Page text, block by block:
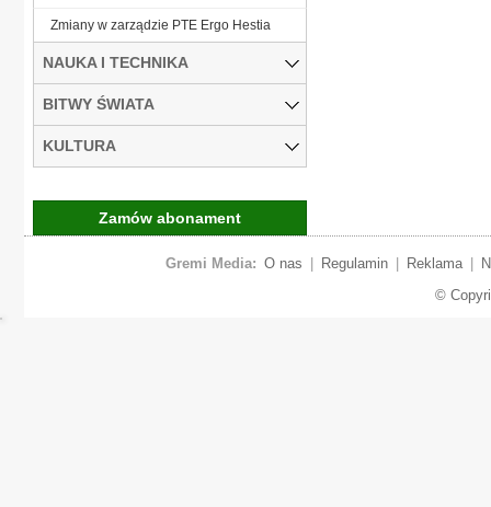
Zmiany w zarządzie PTE Ergo Hestia
NAUKA I TECHNIKA
BITWY ŚWIATA
KULTURA
Zamów abonament
Gremi Media: O nas Regulamin Reklama
©